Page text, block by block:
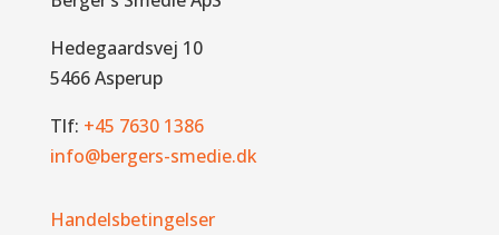
Hedegaardsvej 10
5466 Asperup
Tlf: +45 7630 1386
info@bergers-smedie.dk
Handelsbetingelser